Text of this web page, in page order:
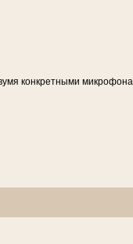
конкретными